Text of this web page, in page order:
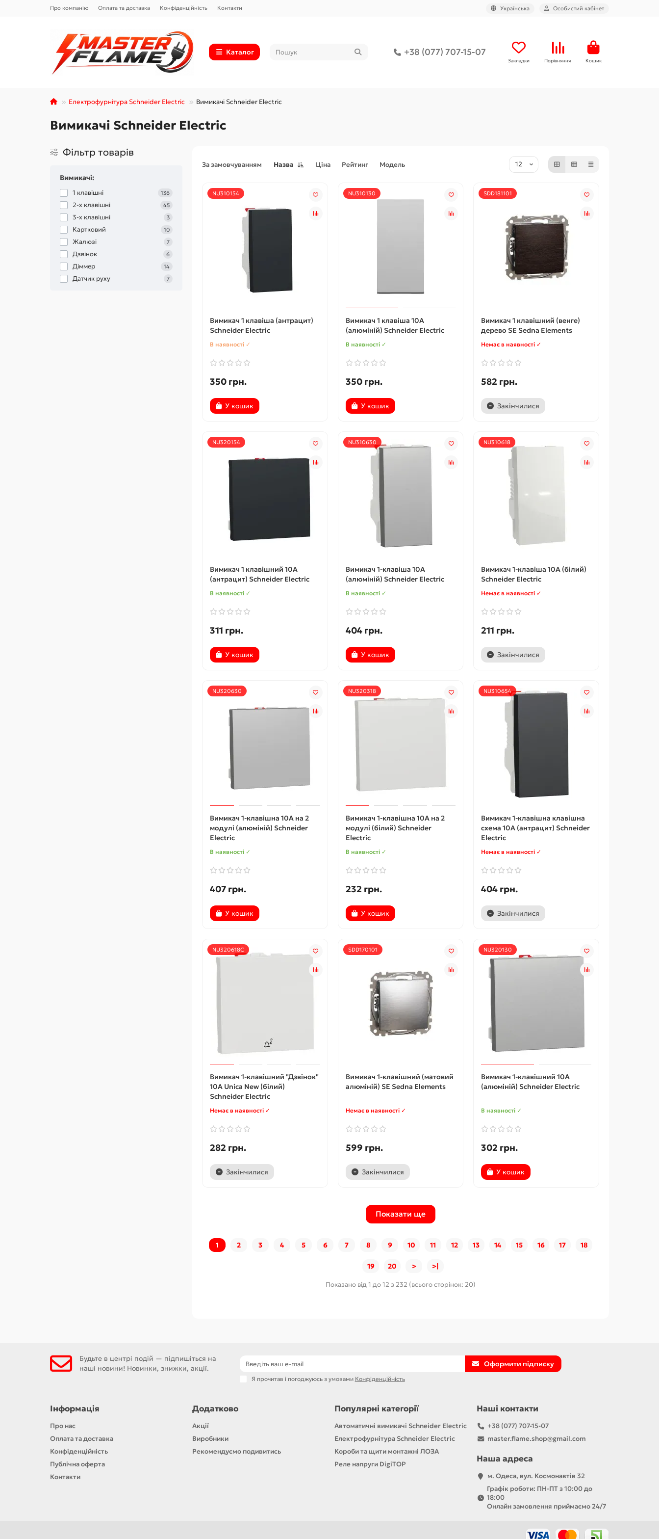
Про компанію Оплата та доставка Конфіденційність Контакти Українська Особистий кабінет
Каталог +38 (077) 707-15-07
Закладки Порівняння Кошик
Електрофурнітура Schneider Electric Вимикачі Schneider Electric
Вимикачі Schneider Electric
Фільтр товарів
Вимикачі:
1 клавішні 136
2-х клавішні 45
3-х клавішні 3
Картковий 10
Жалюзі 7
Дзвінок 6
Діммер 14
Датчик руху 7
За замовчуванням Назва Ціна Рейтинг Модель
NU310154
Вимикач 1 клавіша (антрацит)
Schneider Electric
В наявності ✓
350 грн.
У кошик
NU310130
Вимикач 1 клавіша 10А
(алюміній) Schneider Electric
В наявності ✓
350 грн.
У кошик
SDD181101
Вимикач 1 клавішний (венге)
дерево SE Sedna Elements
Немає в наявності ✓
582 грн.
Закінчилися
NU320154
Вимикач 1 клавішний 10А
(антрацит) Schneider Electric
В наявності ✓
311 грн.
У кошик
NU310630
Вимикач 1-клавіша 10А
(алюміній) Schneider Electric
В наявності ✓
404 грн.
У кошик
NU310618
Вимикач 1-клавіша 10А (білий)
Schneider Electric
Немає в наявності ✓
211 грн.
Закінчилися
NU320630
Вимикач 1-клавішна 10А на 2
модулі (алюміній) Schneider
Electric
В наявності ✓
407 грн.
У кошик
NU320318
Вимикач 1-клавішна 10А на 2
модулі (білий) Schneider
Electric
В наявності ✓
232 грн.
У кошик
NU310654
Вимикач 1-клавішна клавішна
схема 10А (антрацит) Schneider
Electric
Немає в наявності ✓
404 грн.
Закінчилися
NU320618C
Вимикач 1-клавішний "Дзвінок"
10А Unica New (білий)
Schneider Electric
Немає в наявності ✓
282 грн.
Закінчилися
SDD170101
Вимикач 1-клавішний (матовий
алюміній) SE Sedna Elements
Немає в наявності ✓
599 грн.
Закінчилися
NU320130
Вимикач 1-клавішний 10А
(алюміній) Schneider Electric
В наявності ✓
302 грн.
У кошик
Показати ще
1 2 3 4 5 6 7 8 9 10 11 12 13 14 15 16 17 18
19 20 > >|
Показано від 1 до 12 з 232 (всього сторінок: 20)
Будьте в центрі подій — підпишіться на
наші новини! Новинки, знижки, акції.
Оформити підписку
Я прочитав і погоджуюсь з умовами Конфіденційність
Інформація
Про нас
Оплата та доставка
Конфіденційність
Публічна оферта
Контакти
Додатково
Акції
Виробники
Рекомендуємо подивитись
Популярні категорії
Автоматичні вимикачі Schneider Electric
Електрофурнітура Schneider Electric
Короби та щити монтажні ЛОЗА
Реле напруги DigiTOP
Наші контакти
+38 (077) 707-15-07
master.flame.shop@gmail.com
Наша адреса
м. Одеса, вул. Космонавтів 32
Графік роботи: ПН-ПТ з 10:00 до
18:00
Онлайн замовлення приймаємо 24/7